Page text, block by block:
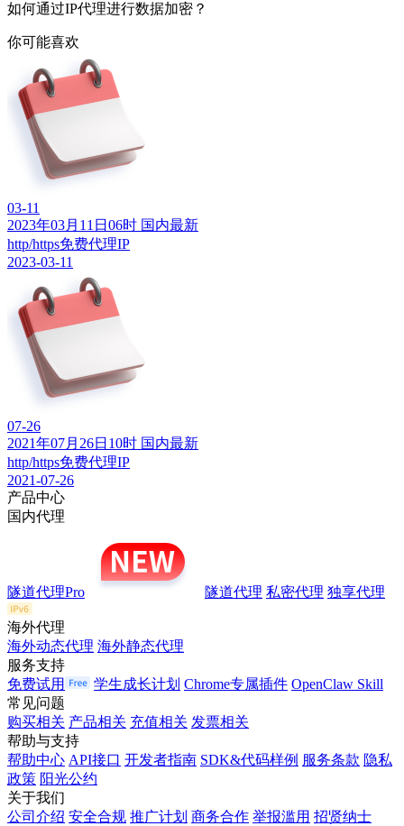
如何通过IP代理进行数据加密？
你可能喜欢
03-11
2023年03月11日06时 国内最新
http/https免费代理IP
2023-03-11
07-26
2021年07月26日10时 国内最新
http/https免费代理IP
2021-07-26
产品中心
国内代理
隧道代理Pro 隧道代理 私密代理 独享代理
海外代理
海外动态代理 海外静态代理
服务支持
免费试用
学生成长计划 Chrome专属插件 OpenClaw Skill
常见问题
购买相关 产品相关 充值相关 发票相关
帮助与支持
帮助中心 API接口 开发者指南 SDK&代码样例 服务条款 隐私
政策 阳光公约
关于我们
公司介绍 安全合规 推广计划 商务合作 举报滥用 招贤纳士